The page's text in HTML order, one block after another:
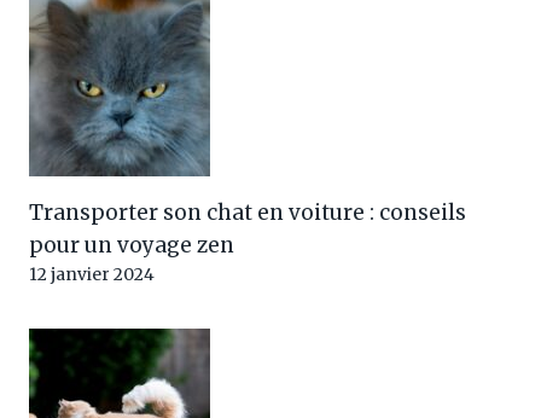
Transporter son chat en voiture : conseils
pour un voyage zen
12 janvier 2024